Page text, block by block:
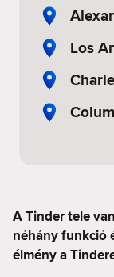
Los
A Tinder tele
néhány funkció
élmény a